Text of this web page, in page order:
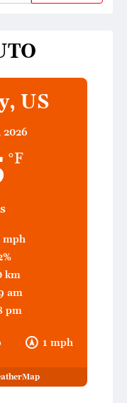
US
2026
°F
1 mph
mph
km
am
pm